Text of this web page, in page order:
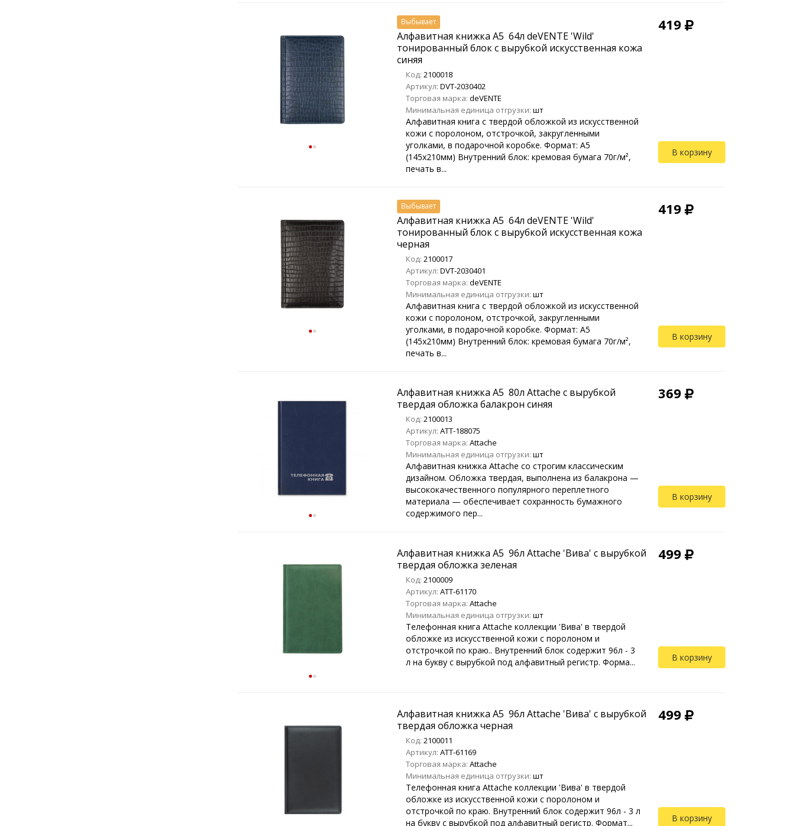
Выбывает
Алфавитная книжка A5 64л deVENTE 'Wild'
тонированный блок с вырубкой искусственная кожа
синяя
419
Код: 2100018
Артикул: DVT-2030402
Торговая марка: deVENTE
Минимальная единица отгрузки: шт
Алфавитная книга с твердой обложкой из искусственной
кожи с поролоном, отстрочкой, закругленными
уголками, в подарочной коробке. Формат: А5
(145х210мм) Внутренний блок: кремовая бумага 70г/м²,
печать в...
В корзину
Выбывает
Алфавитная книжка A5 64л deVENTE 'Wild'
тонированный блок с вырубкой искусственная кожа
черная
419
Код: 2100017
Артикул: DVT-2030401
Торговая марка: deVENTE
Минимальная единица отгрузки: шт
Алфавитная книга с твердой обложкой из искусственной
кожи с поролоном, отстрочкой, закругленными
уголками, в подарочной коробке. Формат: А5
(145х210мм) Внутренний блок: кремовая бумага 70г/м²,
печать в...
В корзину
Алфавитная книжка A5 80л Attache с вырубкой
твердая обложка балакрон синяя
369
Код: 2100013
Артикул: ATT-188075
Торговая марка: Attache
Минимальная единица отгрузки: шт
Алфавитная книжка Attache со строгим классическим
дизайном. Обложка твердая, выполнена из балакрона —
высококачественного популярного переплетного
материала — обеспечивает сохранность бумажного
содержимого пер...
В корзину
Алфавитная книжка A5 96л Attache 'Вива' с вырубкой
твердая обложка зеленая
499
Код: 2100009
Артикул: ATT-61170
Торговая марка: Attache
Минимальная единица отгрузки: шт
Телефонная книга Attache коллекции 'Вива' в твердой
обложке из искусственной кожи с поролоном и
отстрочкой по краю.. Внутренний блок содержит 96л - 3
л на букву с вырубкой под алфавитный регистр. Форма...
В корзину
Алфавитная книжка A5 96л Attache 'Вива' с вырубкой
твердая обложка черная
499
Код: 2100011
Артикул: ATT-61169
Торговая марка: Attache
Минимальная единица отгрузки: шт
Телефонная книга Attache коллекции 'Вива' в твердой
обложке из искусственной кожи с поролоном и
отстрочкой по краю. Внутренний блок содержит 96л - 3 л
на букву с вырубкой под алфавитный регистр. Формат...
В корзину